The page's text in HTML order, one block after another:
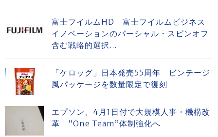
富士フイルムHD 富士フイルムビジネス
イノベーションのパーシャル・スピンオフ
含む戦略的選択...
「ケロッグ」日本発売55周年 ビンテージ
風パッケージを数量限定で復刻
エプソン、4月1日付で大規模人事・機構改
革 “One Team”体制強化へ